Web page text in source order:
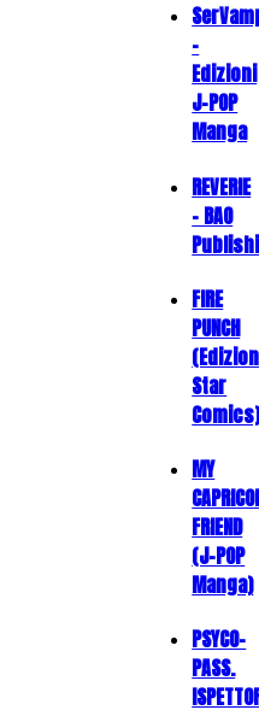
-
Edizioni
J-POP
Manga
REVERIE
- BAO
FIRE
PUNCH
Star
MY
FRIEND
(J-POP
Manga)
PSYCO-
PASS.